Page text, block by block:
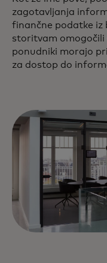
zagotavljanja
finančne podatke iz
storitvam omogočili
ponudniki morajo
za dostop do